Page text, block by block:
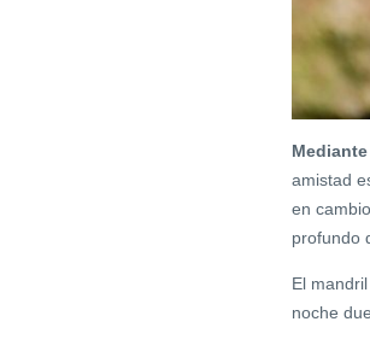
amistad
en
profundo
El
noche